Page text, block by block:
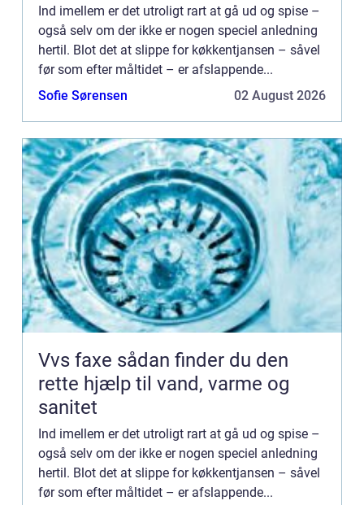
Ind imellem er det utroligt rart at gå ud og spise –
også selv om der ikke er nogen speciel anledning
hertil. Blot det at slippe for køkkentjansen – såvel
før som efter måltidet – er afslappende...
Sofie Sørensen
02 August 2026
Vvs faxe sådan finder du den
rette hjælp til vand, varme og
sanitet
Ind imellem er det utroligt rart at gå ud og spise –
også selv om der ikke er nogen speciel anledning
hertil. Blot det at slippe for køkkentjansen – såvel
før som efter måltidet – er afslappende...